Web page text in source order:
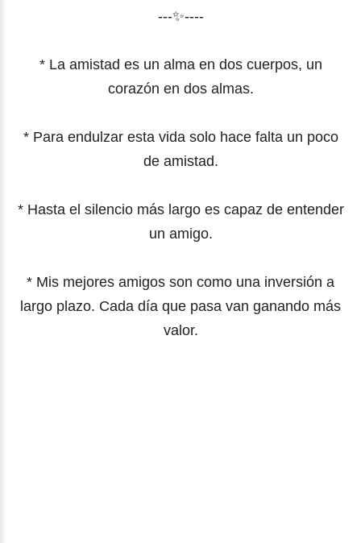
---✨----
* La amistad es un alma en dos cuerpos, un
corazón en dos almas.
* Para endulzar esta vida solo hace falta un poco
de amistad.
* Hasta el silencio más largo es capaz de entender
un amigo.
* Mis mejores amigos son como una inversión a
largo plazo. Cada día que pasa van ganando más
valor.